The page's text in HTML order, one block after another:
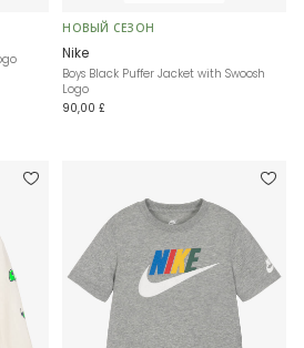
НОВЫЙ СЕЗОН
Nike
Boys Black Puffer Jacket with Swoosh
Logo
90,00 £